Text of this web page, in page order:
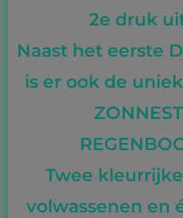
2e druk
Naast het eerste
is er ook de
Twee
volwassenen en